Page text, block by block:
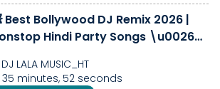
Best Bollywood DJ Remix 2026 |
Hindi Party Songs \u0026
DJ LALA MUSIC_HT
35 minutes, 52 seconds